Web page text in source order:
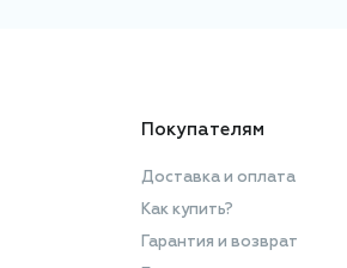
Покупателям
Доставка и оплата
Как купить?
Гарантия и возврат